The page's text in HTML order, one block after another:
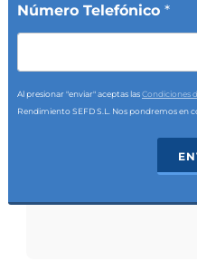
Número Telefónico *
Al presionar "enviar" aceptas lasCondiciones
Rendimiento SEFD S.L. Nos pondremos en